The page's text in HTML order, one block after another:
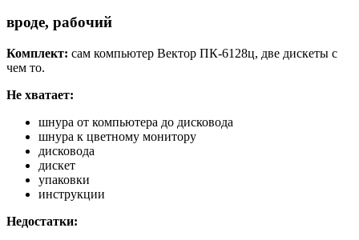
вроде, рабочий
Комплект: сам компьютер Вектор ПК-6128ц, две дискеты с
чем то.
Не хватает:
шнура от компьютера до дисковода
шнура к цветному монитору
дисковода
дискет
упаковки
инструкции
Недостатки: